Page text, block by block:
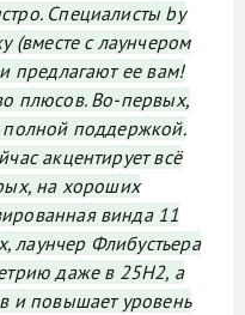
Специалисты by
(вместе с лаунчером
предлагают ее вам!
плюсов. Во-первых,
полной поддержкой.
акцентирует всё
на хороших
винда 11
лаунчер Флибустьера
даже в 25H2, а
и повышает уровень